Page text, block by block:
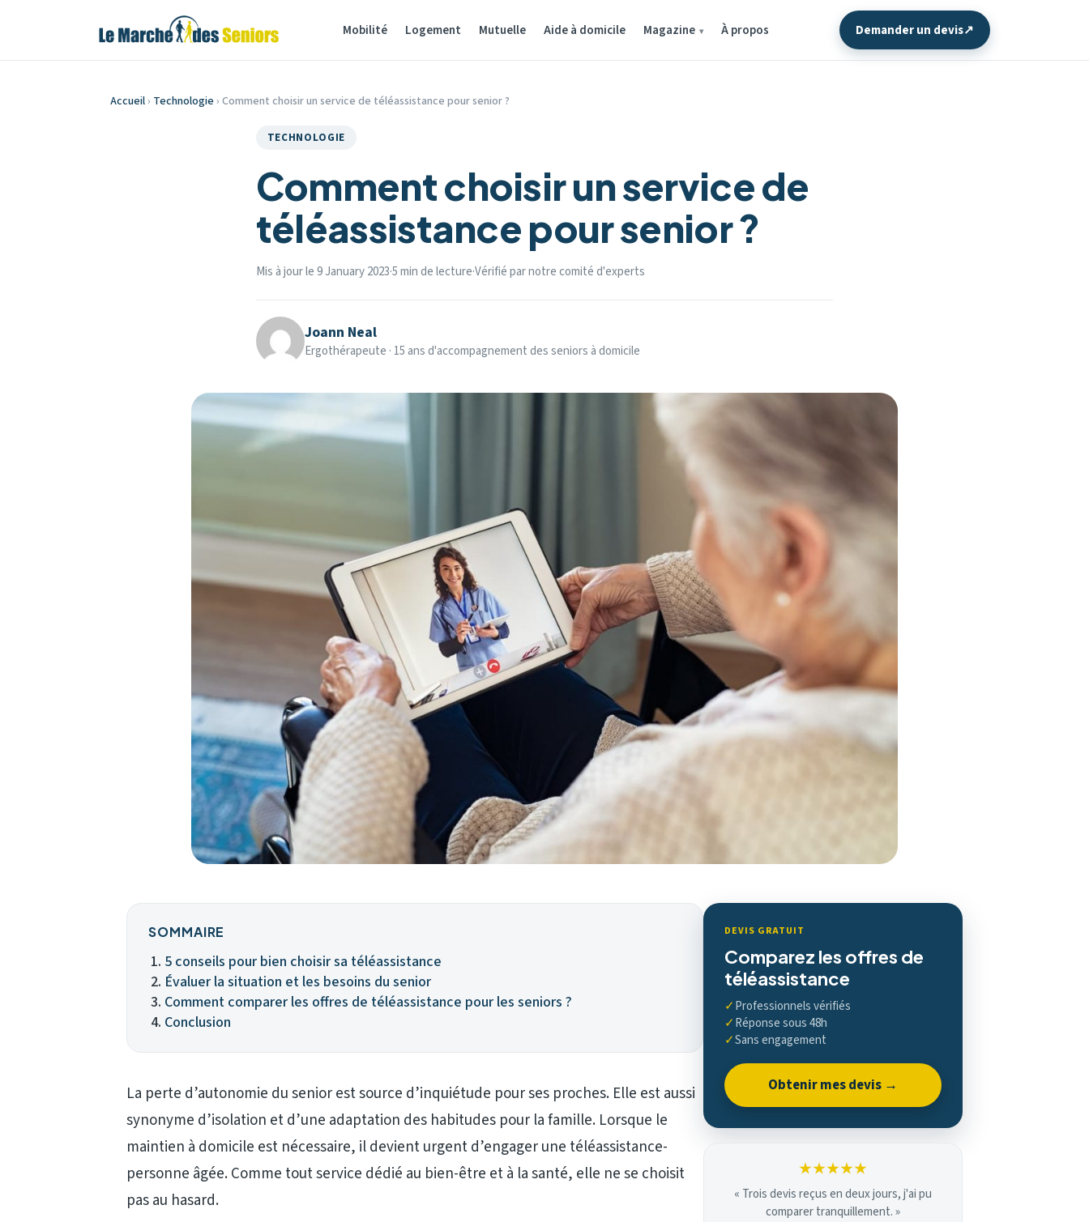
Mobilité Logement Mutuelle Aide à domicile Magazine À propos Demander un devis↗
Accueil› Technologie › Comment choisir un service de téléassistance pour senior ?
TECHNOLOGIE
Comment choisir un service de
téléassistance pour senior ?
Mis à jour le 9 January 2023·5 min de lecture·Vérifié par notre comité d'experts
Joann Neal
Ergothérapeute · 15 ans d'accompagnement des seniors à domicile
SOMMAIRE
5 conseils pour bien choisir sa téléassistance
Évaluer la situation et les besoins du senior
Comment comparer les offres de téléassistance pour les seniors ?
Conclusion
La perte d’autonomie du senior est source d’inquiétude pour ses proches. Elle est aussi
synonyme d’isolation et d’une adaptation des habitudes pour la famille. Lorsque le
maintien à domicile est nécessaire, il devient urgent d’engager une téléassistance-
personne âgée. Comme tout service dédié au bien-être et à la santé, elle ne se choisit
pas au hasard.
DEVIS GRATUIT
Comparez les offres de
téléassistance
✓Professionnels vérifiés
✓Réponse sous 48h
✓Sans engagement
Obtenir mes devis →
★★★★★
« Trois devis reçus en deux jours, j'ai pu
comparer tranquillement. »